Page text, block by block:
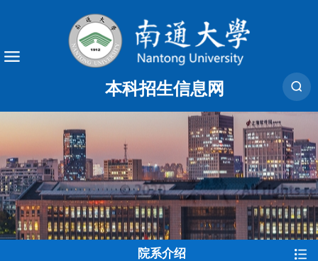
本科招生信息网
院系介绍